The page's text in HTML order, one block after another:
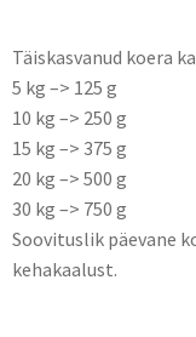
Täiskasvanud koera
5 kg –> 125 g
10 kg –> 250 g
15 kg –> 375 g
20 kg –> 500 g
30 kg –> 750 g
Soovituslik päevane
kehakaalust.